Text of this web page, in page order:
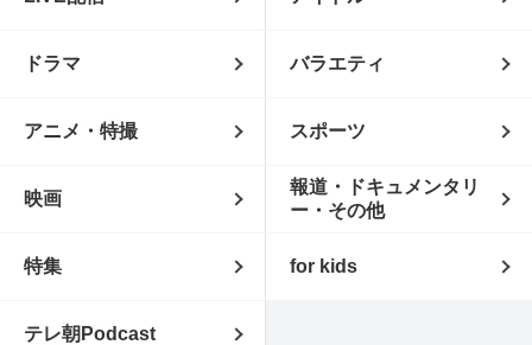
ドラマ バラエティ
アニメ・特撮 スポーツ
映画
報道・ドキュメンタリ
ー・その他
特集 for kids
テレ朝Podcast